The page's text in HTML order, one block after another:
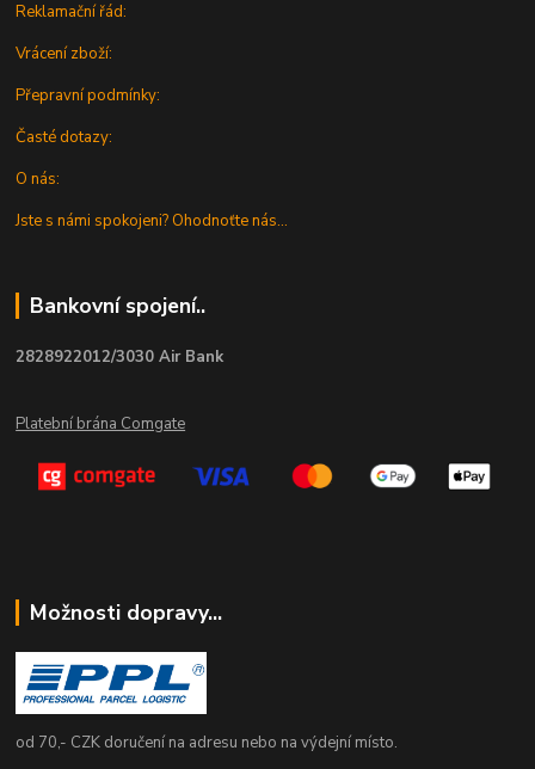
Reklamační řád:
Vrácení zboží:
Přepravní podmínky:
Časté dotazy:
O nás:
Jste s námi spokojeni? Ohodnoťte nás...
Bankovní spojení..
2828922012/3030 Air Bank
Platební brána Comgate
Možnosti dopravy...
od 70,- CZK doručení na adresu nebo na výdejní místo.